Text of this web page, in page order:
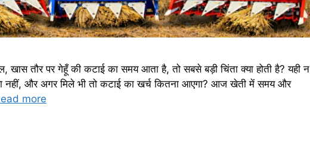
खास तौर पर गेहूँ की कटाई का समय आता है, तो सबसे बड़ी चिंता क्या होती है? यही न
नहीं, और अगर मिले भी तो कटाई का खर्च कितना आएगा? आज खेती में समय और
more